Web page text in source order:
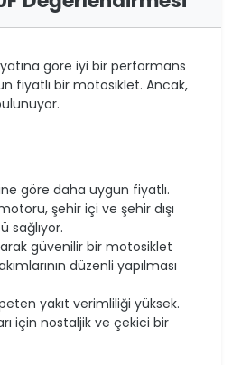
göre iyi bir performans
fiyatlı bir motosiklet. Ancak,
göre daha uygun fiyatlı.
şehir içi ve şehir dışı
sağlıyor.
güvenilir bir motosiklet
düzenli yapılması
yakıt verimliliği yüksek.
için nostaljik ve çekici bir